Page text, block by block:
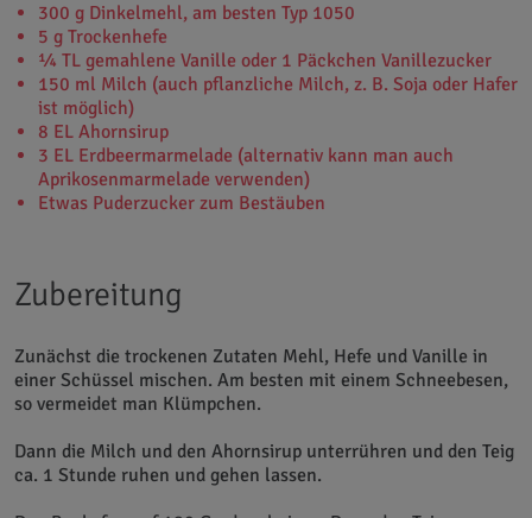
300 g Dinkelmehl, am besten Typ 1050
5 g Trockenhefe
¼ TL gemahlene Vanille oder 1 Päckchen Vanillezucker
150 ml Milch (auch pflanzliche Milch, z. B. Soja oder Hafer
ist möglich)
8 EL Ahornsirup
3 EL Erdbeermarmelade (alternativ kann man auch
Aprikosenmarmelade verwenden)
Etwas Puderzucker zum Bestäuben
Zubereitung
Zunächst die trockenen Zutaten Mehl, Hefe und Vanille in
einer Schüssel mischen. Am besten mit einem Schneebesen,
so vermeidet man Klümpchen.
Dann die Milch und den Ahornsirup unterrühren und den Teig
ca. 1 Stunde ruhen und gehen lassen.